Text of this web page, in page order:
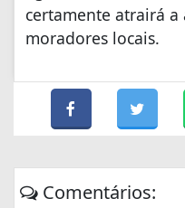
certamente atrairá a
moradores locais.
Comentários: